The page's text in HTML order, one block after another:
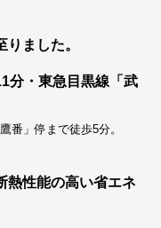
ました。
分・東急目黒線「武
」停まで徒歩5分。
性能の高い省エネ